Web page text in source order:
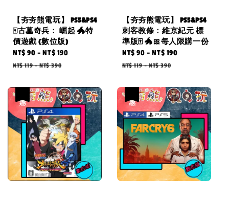
【夯夯熊電玩】 PS5&PS4
🀄古墓奇兵： 崛起 🐲特
價遊戲 (數位版)
Sale
price
NT$ 90 -NT$ 190
NT$ 119-NT$ 390
【夯夯熊電玩】 PS5&PS4
刺客教條：維京紀元 標
準版🀄 🐲🎀每人限購一份
Sale
price
NT$ 90 -NT$ 190
NT$ 119-NT$ 390